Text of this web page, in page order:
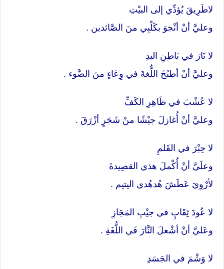
لاطَرِيقَ يُؤدِّي إلى البيْتِ
وعليَّ أنْ أنْجوَ بكَلْبِي منَ الصَّائدين .
لا نَارَ في بَاطِنِ اليدِ
وعليَّ أنْ أطبُخَ اللُّغةَ في وِعَاءٍ منَ الضَّوء .
لا عُشْبَ في ظَاهِرِ الكَفِّ
وعليَّ أنْ أُغازلَ جيْشًا منْ شَجَرٍ أزْرَقَ .
لا حِبْرَ في القَلمِ
وعلَيَّ أنْ أُكْملَ هذي القصِيدةَ
لأرْوِيَ عَطَشَ هُدهُدي اليتيم .
لا عُودَ ثِقَابٍ في جيْبِ المَجَازِ
وعَليَّ أنْ أشْعلَ النَّارَ فَي اللُّغَةِ .
لا وَشْمَ في الجَسَدِ